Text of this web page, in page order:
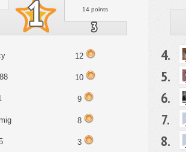
14 points
12
10
9
8
3
4.
5.
6.
7.
8.